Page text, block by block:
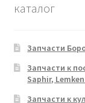
каталог
Запчасти
Запчасти к
Saphir,
Запчасти к